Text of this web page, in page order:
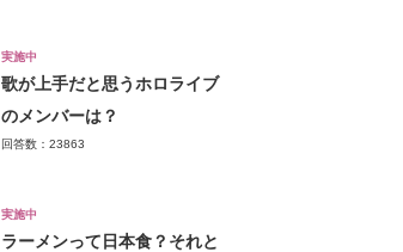
実施中
歌が上手だと思うホロライブ
のメンバーは？
回答数：23863
実施中
ラーメンって日本食？それと